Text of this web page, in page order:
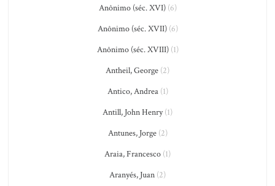
Anônimo (séc. XVI)(6)
Anônimo (séc. XVII)(6)
Anônimo (séc. XVIII)(1)
Antheil, George (2)
Antico, Andrea(1)
Antill, John Henry(1)
Antunes, Jorge(2)
Araia, Francesco (1)
Aranyés, Juan (2)